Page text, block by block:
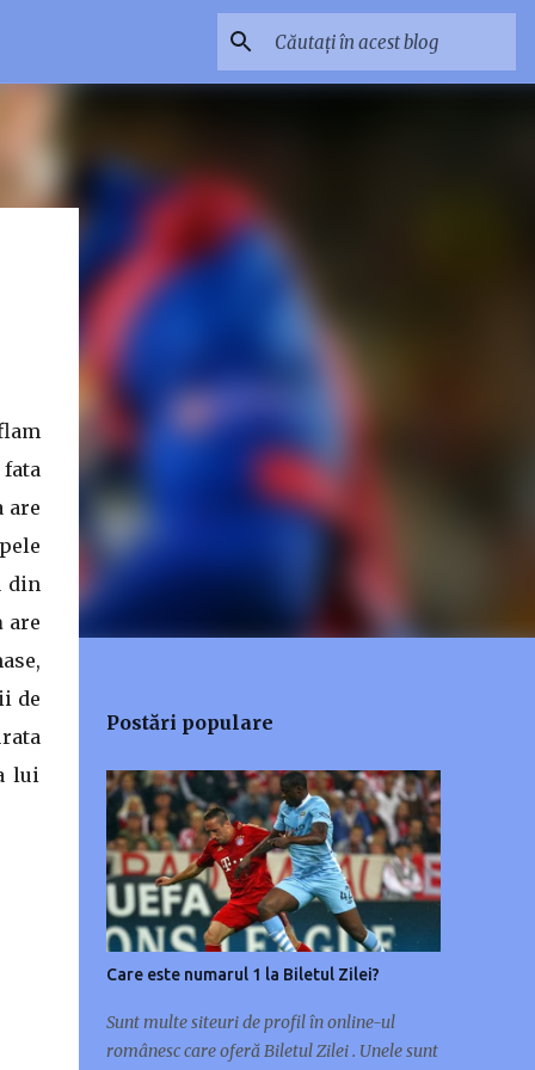
are
din
are
de
lui
Postări populare
Care este numarul 1 la Biletul Zilei?
Sunt multe siteuri de profil în online-ul
românesc care oferă Biletul Zilei . Unele sunt